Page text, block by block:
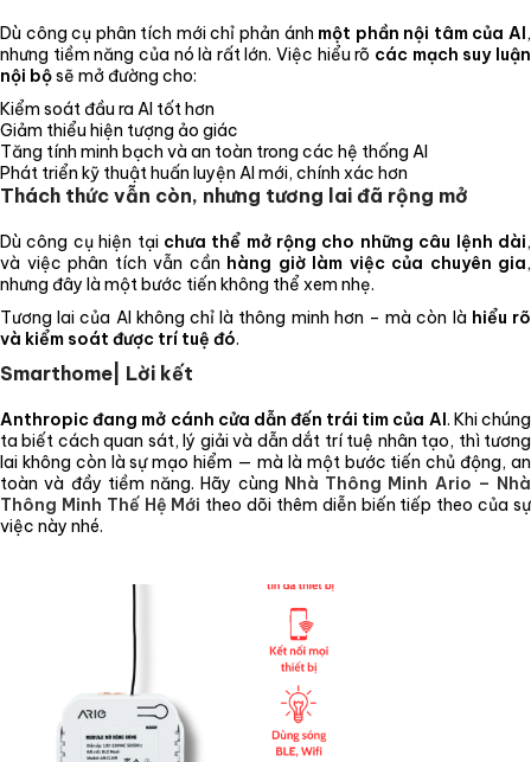
Dù công cụ phân tích mới chỉ phản ánh một phần nội tâm của AI,
nhưng tiềm năng của nó là rất lớn. Việc hiểu rõ các mạch suy luận
nội bộsẽ mở đường cho:
Kiểm soát đầu ra AI tốt hơn
Giảm thiểu hiện tượng ảo giác
Tăng tính minh bạch và an toàn trong các hệ thống AI
Phát triển kỹ thuật huấn luyện AI mới, chính xác hơn
Thách thức vẫn còn, nhưng tương lai đã rộng mở
Dù công cụ hiện tại chưa thể mở rộng cho những câu lệnh dài,
và việc phân tích vẫn cần hàng giờ làm việc của chuyên gia,
nhưng đây là một bước tiến không thể xem nhẹ.
Tương lai của AI không chỉ là thông minh hơn – mà còn là hiểu rõ
và kiểm soát được trí tuệ đó.
Smarthome| Lời kết
Anthropic đang mở cánh cửa dẫn đến trái tim của AI. Khi chúng
ta biết cách quan sát, lý giải và dẫn dắt trí tuệ nhân tạo, thì tương
lai không còn là sự mạo hiểm — mà là một bước tiến chủ động, an
toàn và đầy tiềm năng. Hãy cùng Nhà Thông Minh Ario – Nhà
Thông Minh Thế Hệ Mới theo dõi thêm diễn biến tiếp theo của sự
việc này nhé.